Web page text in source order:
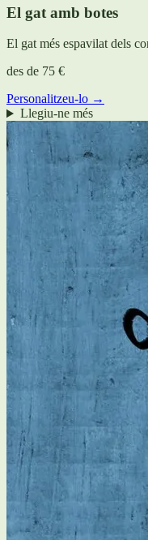
El gat amb botes
El gat més espavilat dels
des de 75 €
Personalitzeu-lo →
Llegiu-ne més